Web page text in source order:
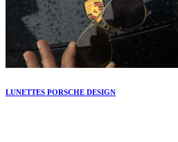
LUNETTES PORSCHE DESIGN